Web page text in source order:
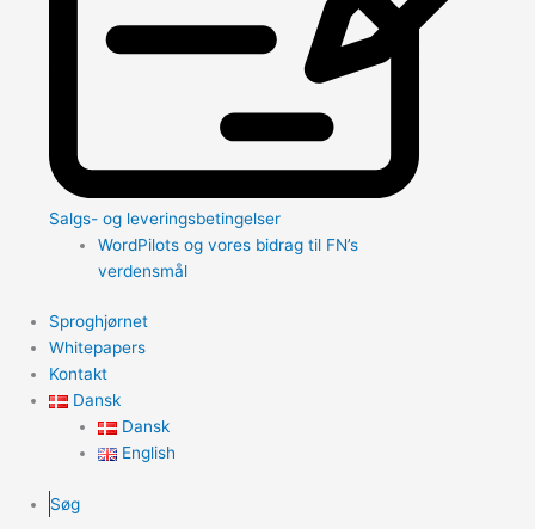
Salgs- og leveringsbetingelser
WordPilots og vores bidrag til FN’s
verdensmål
Sproghjørnet
Whitepapers
Kontakt
Dansk
Dansk
English
Søg